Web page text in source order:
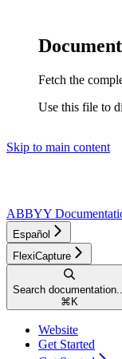
Fetch the
Use this file to
Skip to main content
ABBYY
Español
FlexiCapture
Search documentation...
⌘ K
Website
Get Started